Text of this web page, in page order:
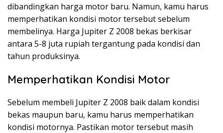
dibandingkan harga motor baru. Namun, kamu harus
memperhatikan kondisi motor tersebut sebelum
membelinya. Harga Jupiter Z 2008 bekas berkisar
antara 5-8 juta rupiah tergantung pada kondisi dan
tahun produksinya.
Memperhatikan Kondisi Motor
Sebelum membeli Jupiter Z 2008 baik dalam kondisi
bekas maupun baru, kamu harus memperhatikan
kondisi motornya. Pastikan motor tersebut masih